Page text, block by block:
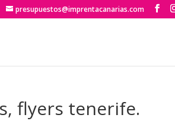
presupuestos@imprentacanarias.com
flyers tenerife.